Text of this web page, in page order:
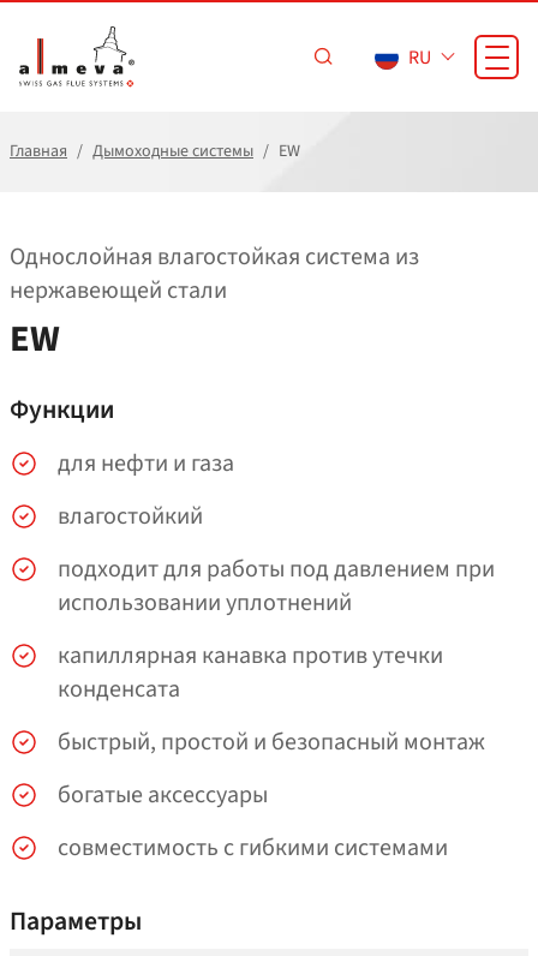
RU
Главная Дымоходные системы EW
Однослойная влагостойкая система из
нержавеющей стали
EW
Функции
для нефти и газа
влагостойкий
подходит для работы под давлением при
использовании уплотнений
капиллярная канавка против утечки
конденсата
быстрый, простой и безопасный монтаж
богатые аксессуары
совместимость с гибкими системами
Параметры